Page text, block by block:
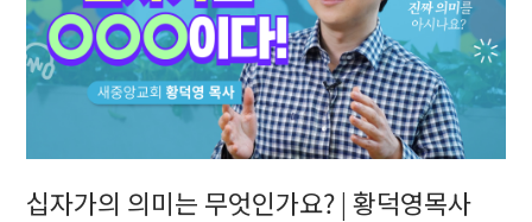
십자가의 의미는 무엇인가요? | 황덕영목사